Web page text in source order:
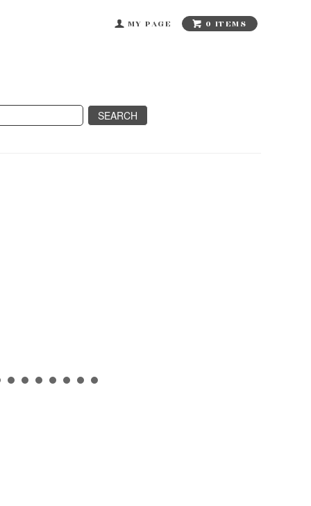
MY PAGE 0 ITEMS